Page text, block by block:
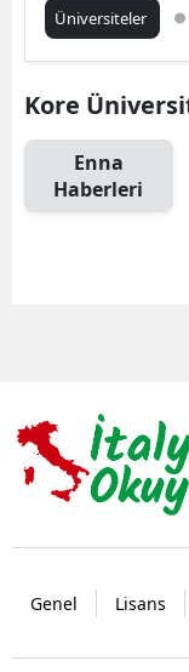
Üniversiteler
Kore
Enna
Haberleri
Genel Lisans